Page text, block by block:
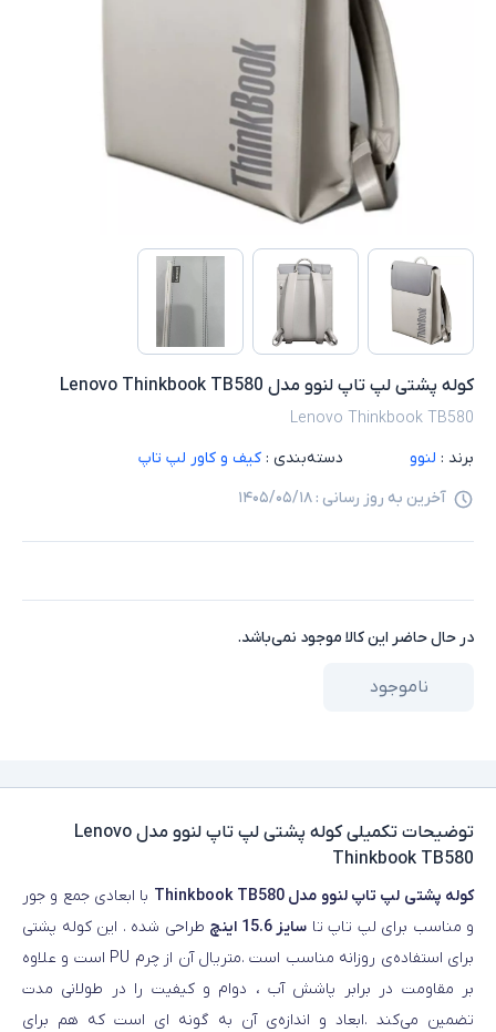
کوله پشتی لپ تاپ لنوو مدل Lenovo Thinkbook TB580
Lenovo Thinkbook TB580
برند : لنوو دسته‌بندی : کیف و کاور لپ تاپ
آخرین به روز رسانی : ۱۴۰۵/۰۵/۱۸
در حال حاضر این کالا موجود نمی‌باشد.
ناموجود
توضیحات تکمیلی
کوله پشتی لپ تاپ لنوو مدل Lenovo
Thinkbook TB580
کوله پشتی لپ تاپ لنوو مدل Thinkbook TB580
با ابعادی جمع و جور
و مناسب برای لپ تاپ تا سایز 15.6 اینچ
طراحی شده . این کوله پشتی
برای استفاده‌ی روزانه مناسب است .متریال آن از چرم PU است و علاوه
بر مقاومت در برابر پاشش آب ، دوام و کیفیت را در طولانی مدت
تضمین می‌کند .ابعاد و اندازه‌ی آن به گونه‌ ای است که هم برای